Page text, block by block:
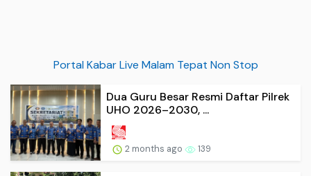
Portal Kabar Live Malam Tepat Non Stop
Dua Guru Besar Resmi Daftar Pilrek
UHO 2026–2030, ...
2 months ago 139